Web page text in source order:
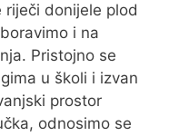
riječi donijele plod
i na
Pristojno se
u školi i izvan
prostor
odnosimo se